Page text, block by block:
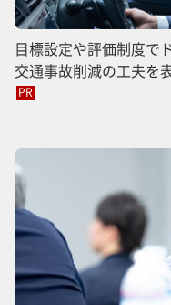
目標設定や評価制度で
交通事故削減の工夫を
PR